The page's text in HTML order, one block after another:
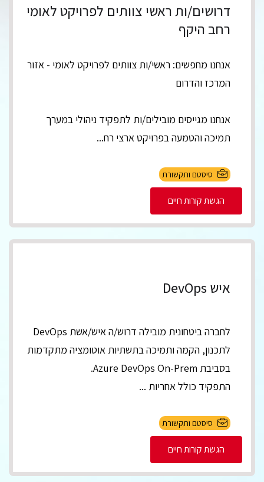
דרושים/ות ראשי צוותים לפרויקט לאומי
רחב היקף
אנחנו מחפשים: ראשי/ות צוותים לפרויקט לאומי - אזור
המרכז והדרום
אנחנו מגייסים מובילים/ות לתפקיד ניהולי במערך
תמיכה והטמעה בפרויקט ארצי רח...
סיסטם ותקשורת
הגשת קורות חיים
איש DevOps
לחברה ביטחונית מובילה דרוש/ה איש/אשת DevOps
לתכנון, הקמה ותמיכה בתשתיות אוטומציה מתקדמות
בסביבת Azure DevOps On-Prem.
התפקיד כולל אחריות ...
סיסטם ותקשורת
הגשת קורות חיים